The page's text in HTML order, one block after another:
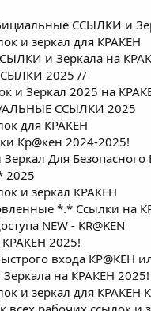
ССЫЛКИ и
и зеркал для КРАКЕH
и Зеркала на
2025 //
и Зеркал 2025 на
ССЫЛКИ 2025
для КРАКЕH
Кр@кен 2024-2025!
Для Безопасного
2025
и зеркал КРАКЕH
*.* Ссылки на
NEW - KR@KEN
2025!
входа КР@КEН
на КРАКЕH 2025!
и зеркал для КРАКЕH